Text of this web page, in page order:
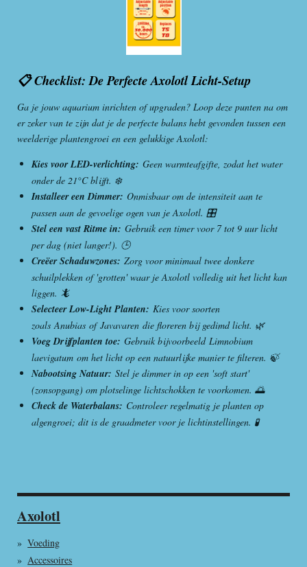
📋 Checklist: De Perfecte Axolotl Licht-Setup
Ga je jouw aquarium inrichten of upgraden? Loop deze punten na om
er zeker van te zijn dat je de perfecte balans hebt gevonden tussen een
weelderige plantengroei en een gelukkige Axolotl:
Kies voor LED-verlichting: Geen warmteafgifte, zodat het water
onder de 21°C blijft. ❄️
Installeer een Dimmer: Onmisbaar om de intensiteit aan te
passen aan de gevoelige ogen van je Axolotl. 🎛️
Stel een vast Ritme in: Gebruik een timer voor 7 tot 9 uur licht
per dag (niet langer!). 🕒
Creëer Schaduwzones: Zorg voor minimaal twee donkere
schuilplekken of 'grotten' waar je Axolotl volledig uit het licht kan
liggen. 🦎
Selecteer Low-Light Planten: Kies voor soorten
zoals Anubias of Javavaren die floreren bij gedimd licht. 🌿
Voeg Drijfplanten toe: Gebruik bijvoorbeeld Limnobium
laevigatum om het licht op een natuurlijke manier te filteren. 🍃
Nabootsing Natuur: Stel je dimmer in op een 'soft start'
(zonsopgang) om plotselinge lichtschokken te voorkomen. 🌅
Check de Waterbalans: Controleer regelmatig je planten op
algengroei; dit is de graadmeter voor je lichtinstellingen. 🧪
Axolotl
Voeding
Accessoires